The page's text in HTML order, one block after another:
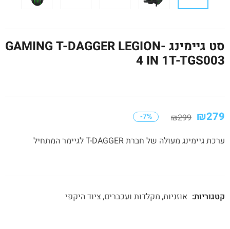
סט גיימינג -GAMING T-DAGGER LEGION
4 IN 1T-TGS003
₪279
₪299
-7%
ערכת גיימינג מעולה של חברת T-DAGGER לגיימר המתחיל
קטגוריות: אוזניות מקלדות ועכברים ציוד היקפי